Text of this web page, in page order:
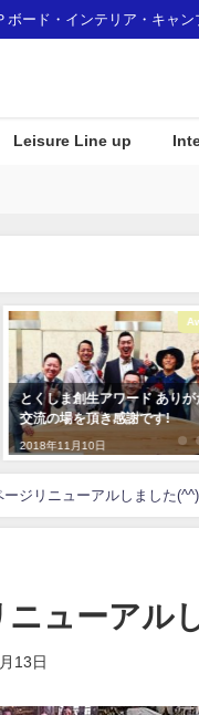
ボード・インテリア・キャン
Leisure Line up
とくしま創生アワード ありが
交流の場を頂き感謝です!
2018年11月10日
ージリニューアルしました(^^)
ニューアル
13日